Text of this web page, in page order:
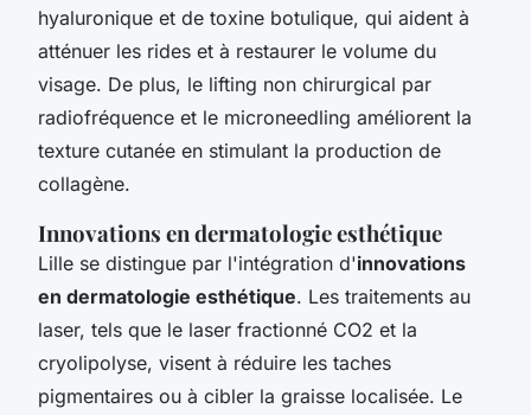
hyaluronique et de toxine botulique, qui aident à
atténuer les rides et à restaurer le volume du
visage. De plus, le lifting non chirurgical par
radiofréquence et le microneedling améliorent la
texture cutanée en stimulant la production de
collagène.
Innovations en dermatologie esthétique
Lille se distingue par l'intégration d'innovations
en dermatologie esthétique. Les traitements au
laser, tels que le laser fractionné CO2 et la
cryolipolyse, visent à réduire les taches
pigmentaires ou à cibler la graisse localisée. Le